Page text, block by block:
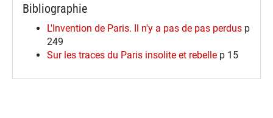
Bibliographie
L'Invention de Paris. Il n'y a pas de pas perdus p
249
Sur les traces du Paris insolite et rebelle p 15